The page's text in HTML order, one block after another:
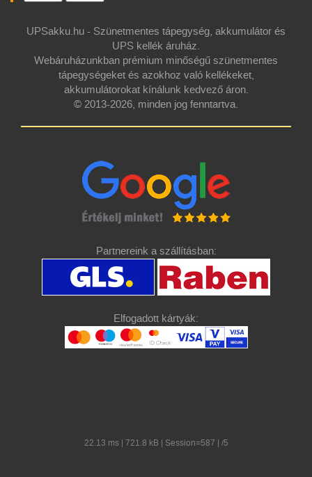
UPSakku.hu - Szünetmentes tápegység, akkumulátor és
UPS kellék áruház.
Webáruházunkban prémium minőségű szünetmentes
tápegységeket és azokhoz való kellékeket,
akkumulátorokat kínálunk kedvező áron.
© 2013-2026, minden jog fenntartva.
Partnereink a szállításban:
Elfogadott kártyák:
22.13 ms | 721.8 kB | Session=587 | /5